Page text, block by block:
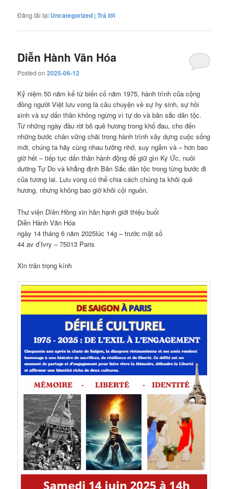
Đăng tải tại Uncategorized |Trả lời
Diễn Hành Văn Hóa
Posted on2025-06-12
Kỷ niệm 50 năm kể từ biến cố năm 1975, hành trình của cộng
đồng người Việt lưu vong là câu chuyện về sự hy sinh, sự hồi
sinh và sự dấn thân không ngừng vì tự do và bản sắc dân tộc.
Từ những ngày đầu rời bỏ quê hương trong khổ đau, cho đến
những bước chân vững chãi trong hành trình xây dựng cuộc sống
mới, chúng ta hãy cùng nhau tưởng nhớ, suy ngẫm và – hơn bao
giờ hết – tiếp tục dấn thân hành động để giữ gìn Ký Ức, nuôi
dưỡng Tự Do và khẳng định Bản Sắc dân tộc trong từng bước đi
của tương lai. Lưu vong có thể chia cách chúng ta khỏi quê
hương, nhưng không bao giờ khỏi cội nguồn.
Thư viện Dîên Hồng xin hân hạnh giới thiệu buổi
Diễn Hành Văn Hóa
ngày 14 tháng 6 năm 2025lúc 14g – trước mặt số
44 av d’Ivry – 75013 Paris
Xin trân trọng kính